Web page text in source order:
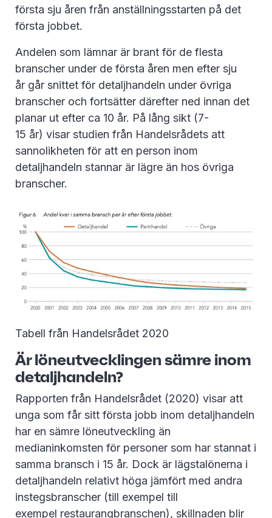
första sju åren från anställningsstarten på det
första jobbet.
Andelen som lämnar är brant för de flesta
branscher under de första åren men efter sju
år går snittet för detaljhandeln under övriga
branscher och fortsätter därefter ned innan det
planar ut efter ca 10 år. På lång sikt (7-
15 år) visar studien från Handelsrådets att
sannolikheten för att en person inom
detaljhandeln stannar är lägre än hos övriga
branscher.
Tabell från Handelsrådet 2020
Är löneutvecklingen sämre inom
detaljhandeln?
Rapporten från Handelsrådet (2020) visar att
unga som får sitt första jobb inom detaljhandeln
har en sämre löneutveckling än
medianinkomsten för personer som har stannat i
samma bransch i 15 år. Dock är lägstalönerna i
detaljhandeln relativt höga jämfört med andra
instegsbranscher (till exempel till
exempel restaurangbranschen), skillnaden blir